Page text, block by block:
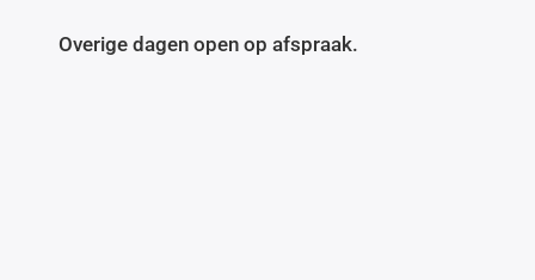
Overige dagen open op afspraak.